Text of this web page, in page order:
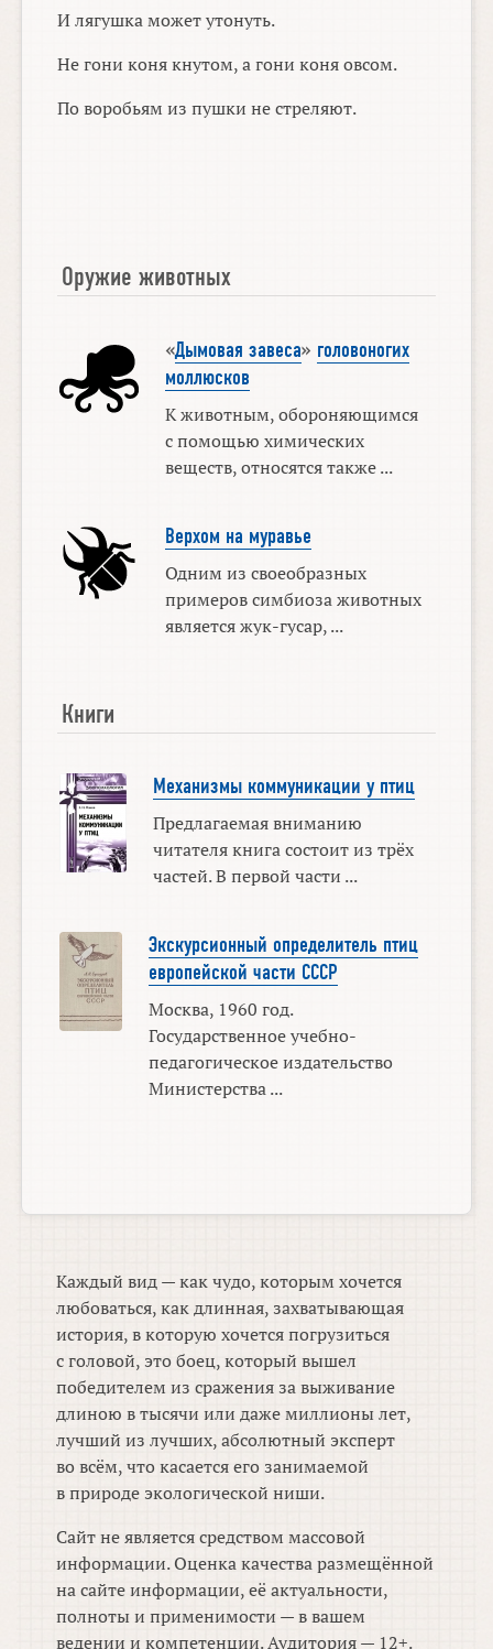
И лягушка может утонуть.
Не гони коня кнутом, а гони коня овсом.
По воробьям из пушки не стреляют.
Оружие животных
«Дымовая завеса» головоногих
моллюсков
К животным, обороняющимся
с помощью химических
веществ, относятся также ...
Верхом на муравье
Одним из своеобразных
примеров симбиоза животных
является жук-гусар, ...
Книги
Механизмы коммуникации у птиц
Предлагаемая вниманию
читателя книга состоит из трёх
частей. В первой части ...
Экскурсионный определитель птиц
европейской части СССР
Москва, 1960 год.
Государственное учебно-
педагогическое издательство
Министерства ...
Каждый вид — как чудо, которым хочется
любоваться, как длинная, захватывающая
история, в которую хочется погрузиться
с головой, это боец, который вышел
победителем из сражения за выживание
длиною в тысячи или даже миллионы лет,
лучший из лучших, абсолютный эксперт
во всём, что касается его занимаемой
в природе экологической ниши.
Сайт не является средством массовой
информации. Оценка качества размещённой
на сайте информации, её актуальности,
полноты и применимости — в вашем
ведении и компетенции. Аудитория — 12+.